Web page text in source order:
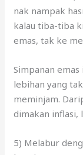
Simpanan
lebihan yang
meminjam.
dimakan
5) Melabur
konsisten
Jika kita dah
Namun ramai
simpanannya